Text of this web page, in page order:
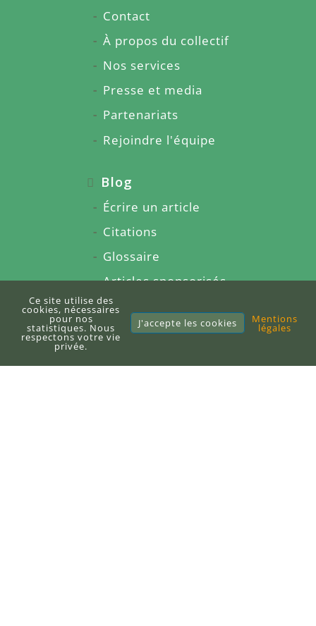
Contact
À propos du collectif
Nos services
Presse et media
Partenariats
Rejoindre l'équipe
Blog
Écrire un article
Citations
Glossaire
Articles sponsorisés
À propos du blog
Sitemap
Ce site utilise des
cookies, nécessaires
pour nos
statistiques. Nous
respectons votre vie
privée.
J'accepte les cookies Mentions
légales